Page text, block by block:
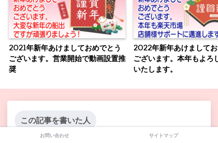
2021年新年あけましておめでとう
ございます。営業開始で動画設置推
奨
2022年新年あけまして
ございます。本年もよろ
いたします。
この記事を書いた人
お問い合わせ サイトマップ